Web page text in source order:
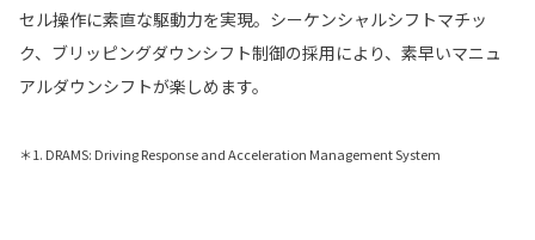
セル操作に素直な駆動力を実現。シーケンシャルシフトマチッ
ク、ブリッピングダウンシフト制御の採用により、素早いマニュ
アルダウンシフトが楽しめます。
＊1. DRAMS: Driving Response and Acceleration Management System